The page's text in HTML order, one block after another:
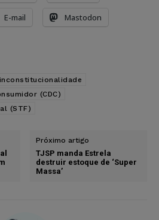
E-mail Mastodon
(CDC)
(STF)
Próximo artigo
TJSP manda Estrela
destruir estoque de ‘Super
Massa’